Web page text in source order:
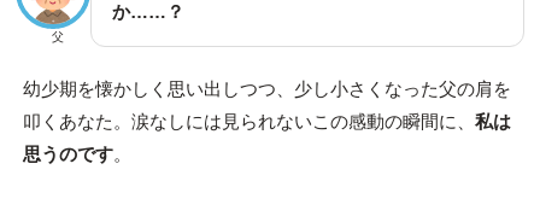
父
か……？
幼少期を懐かしく思い出しつつ、少し小さくなった父の肩を
叩くあなた。涙なしには見られないこの感動の瞬間に、 私は
思うのです。